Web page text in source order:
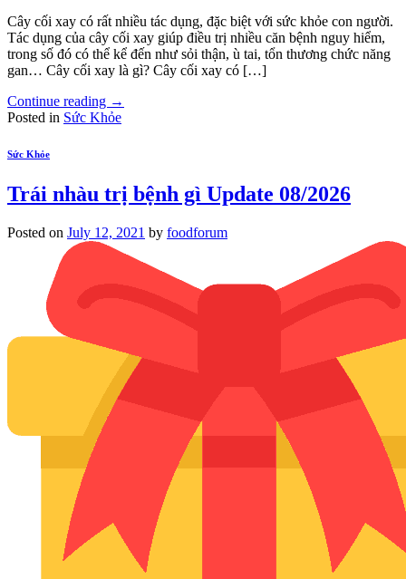
Cây cối xay có rất nhiều tác dụng, đặc biệt với sức khỏe con người.
Tác dụng của cây cối xay giúp điều trị nhiều căn bệnh nguy hiểm,
trong số đó có thể kể đến như sỏi thận, ù tai, tổn thương chức năng
gan… Cây cối xay là gì? Cây cối xay có […]
Continue reading →
Posted in Sức Khỏe
Sức Khỏe
Trái nhàu trị bệnh gì Update 08/2026
Posted on July 12, 2021 by foodforum